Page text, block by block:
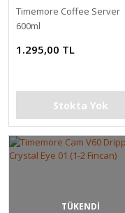
Timemore Coffee Server
600ml
1.295,00 TL
Stokta Yok
TÜKENDİ